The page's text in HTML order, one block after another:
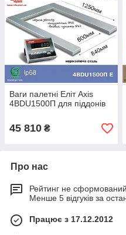
Ваги палетні Еліт Ахіѕ
4BDU1500П для піддонів
45 810 ₴
Про нас
Рейтинг не сформований
Менше 5 відгуків за
Працює з 17.12.2012